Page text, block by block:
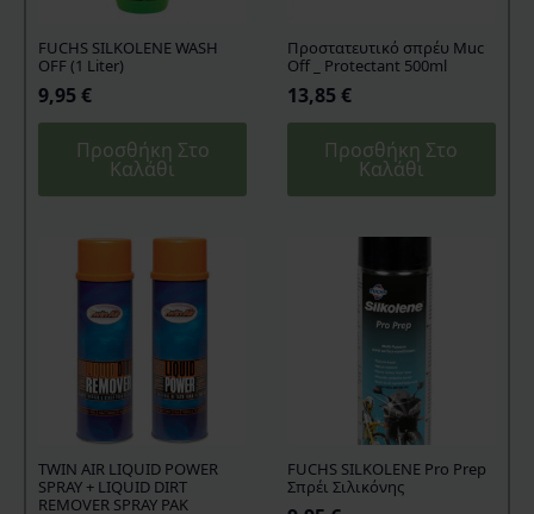
FUCHS SILKOLENE WASH
OFF (1 Liter)
9,95 €
Προσθήκη Στο
Καλάθι
Προστατευτικό σπρέυ Muc
Off _ Protectant 500ml
13,85 €
Προσθήκη Στο
Καλάθι
TWIN AIR LIQUID POWER
SPRAY + LIQUID DIRT
REMOVER SPRAY PAK
FUCHS SILKOLENE Pro Prep
Σπρέι Σιλικόνης